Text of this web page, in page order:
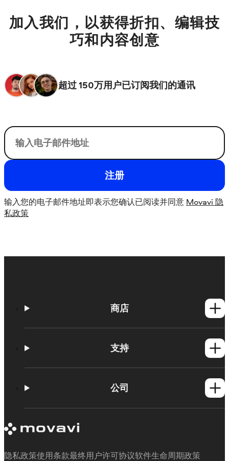
加入我们，以获得折扣、编辑技
巧和内容创意
超过 150万用户已订阅我们的通讯
user@email.com
注册
输入您的电子邮件地址即表示您确认已阅读并同意 Movavi 隐
私政策
商店
Mac产品
支持
操作说明
公司
客户评价
为何选择我们
隐私政策使用条款最终用户许可协议软件生命周期政策